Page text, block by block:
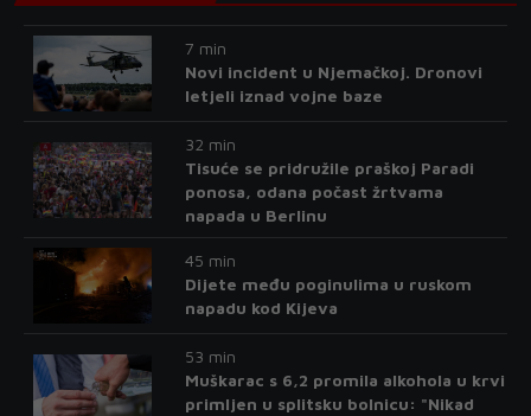
7 min
Novi incident u Njemačkoj. Dronovi
letjeli iznad vojne baze
32 min
Tisuće se pridružile praškoj Paradi
ponosa, odana počast žrtvama
napada u Berlinu
45 min
Dijete među poginulima u ruskom
napadu kod Kijeva
53 min
Muškarac s 6,2 promila alkohola u krvi
primljen u splitsku bolnicu: "Nikad